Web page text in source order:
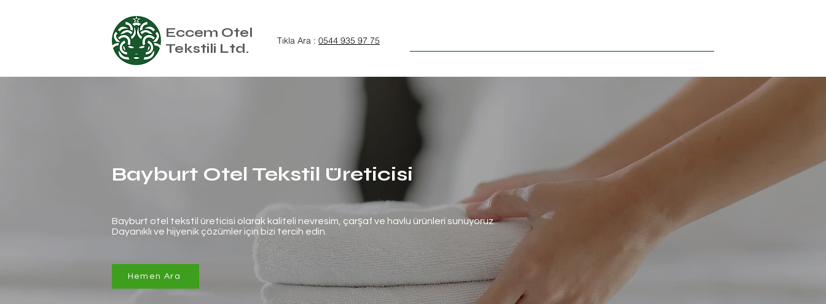
Eccem Otel
Tekstili Ltd.
Tıkla Ara : 0544 935 97 75
Bayburt Otel Tekstil Üreticisi
Bayburt otel tekstil üreticisi olarak kaliteli nevresim, çarşaf ve havlu ürünleri sunuyoruz.
Dayanıklı ve hijyenik çözümler için bizi tercih edin.
Hemen Ara